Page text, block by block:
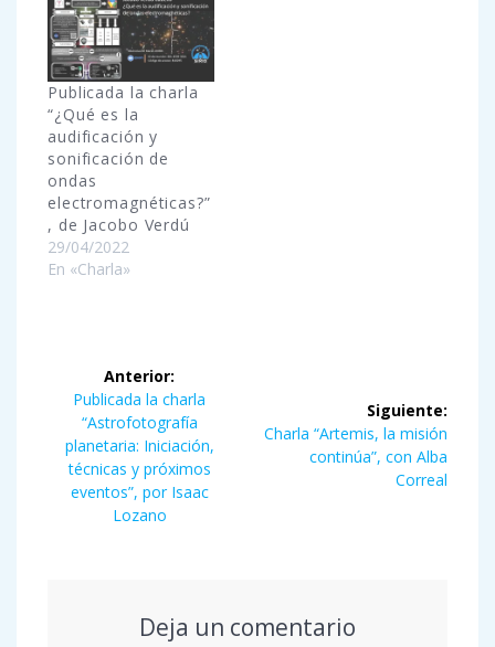
Publicada la charla
“¿Qué es la
audificación y
sonificación de
ondas
electromagnéticas?”
, de Jacobo Verdú
29/04/2022
En «Charla»
Navegación
entradas
Anterior:
Entrada
anterior:
Publicada la charla
“Astrofotografía
planetaria: Iniciación,
técnicas y próximos
eventos”, por Isaac
Lozano
Siguiente:
Siguiente
entrada:
Charla “Artemis, la misión
continúa”, con Alba
Correal
Deja un comentario